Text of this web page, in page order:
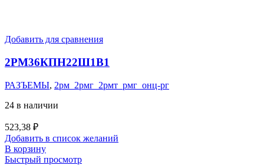
Добавить для сравнения
2РМ36КПН22Ш1В1
РАЗЪЕМЫ, 2рм_2рмг_2рмт_рмг_онц-рг
24 в наличии
523,38 ₽
Добавить в список желаний
В корзину
Быстрый просмотр